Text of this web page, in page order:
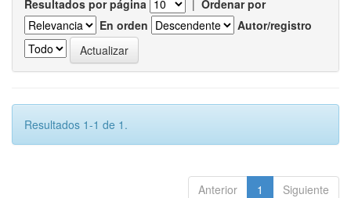
Resultados por página | Ordenar por
En orden
Autor/registro
Resultados 1-1 de 1.
Anterior 1 Siguiente